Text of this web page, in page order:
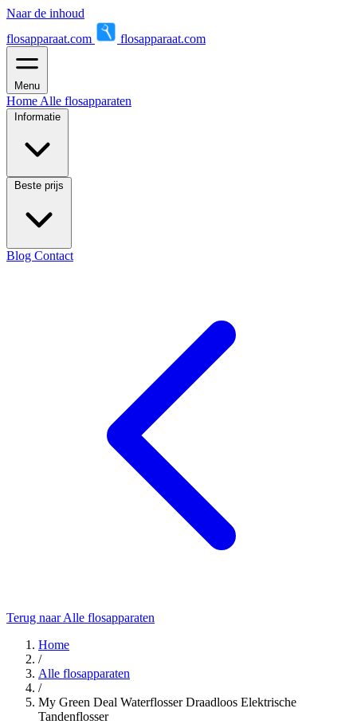
Naar de inhoud
flosapparaat.com
flosapparaat.com
Menu
Home Alle flosapparaten
Informatie
Beste prijs
Blog Contact
Terug naar Alle flosapparaten
Home
/
Alle flosapparaten
/
My Green Deal Waterflosser Draadloos Elektrische
Tandenflosser